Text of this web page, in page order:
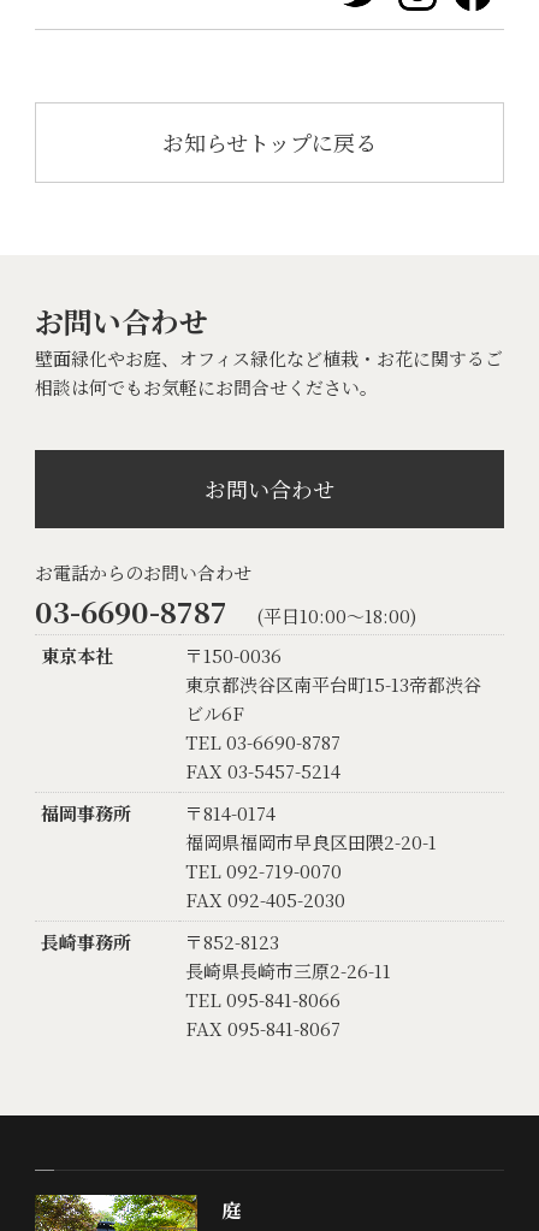
お知らせトップに戻る
お問い合わせ
壁面緑化やお庭、オフィス緑化など植栽・お花に関するご
相談は何でもお気軽にお問合せください。
お問い合わせ
お電話からのお問い合わせ
03-6690-8787
(平日10:00〜18:00)
東京本社
〒150-0036
東京都渋谷区南平台町15-13帝都渋谷
ビル6F
TEL 03-6690-8787
FAX 03-5457-5214
福岡事務所
〒814-0174
福岡県福岡市早良区田隈2-20-1
TEL 092-719-0070
FAX 092-405-2030
長崎事務所
〒852-8123
長崎県長崎市三原2-26-11
TEL 095-841-8066
FAX 095-841-8067
庭